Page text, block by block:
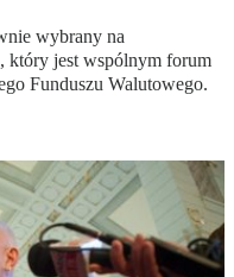
wybrany na
który jest wspólnym forum
Funduszu Walutowego.